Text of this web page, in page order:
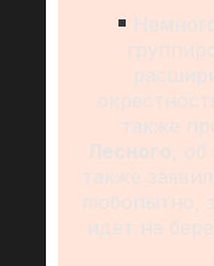
также
Лесного, об
также
любопытно,
идет на